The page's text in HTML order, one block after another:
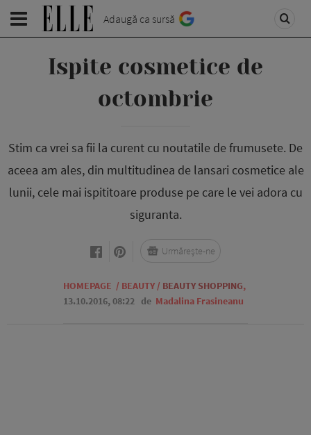
Adaugă ca sursă
Ispite cosmetice de
octombrie
Stim ca vrei sa fii la curent cu noutatile de frumusete. De
aceea am ales, din multitudinea de lansari cosmetice ale
lunii, cele mai ispititoare produse pe care le vei adora cu
siguranta.
HOMEPAGE / BEAUTY / BEAUTY SHOPPING,
13.10.2016, 08:22 de Madalina Frasineanu
Urmărește-ne